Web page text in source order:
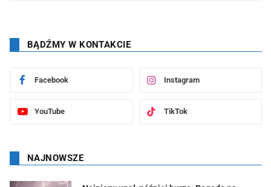
BĄDŹMY W KONTAKCIE
Facebook Instagram
YouTube TikTok
NAJNOWSZE